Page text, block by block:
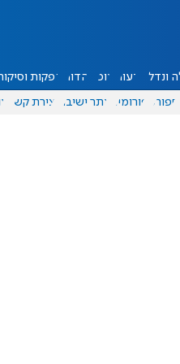
ונדל"ן דעות אוכל יהדות הפקות
ספורט פורומים אתר ישיבה יצירת קשר